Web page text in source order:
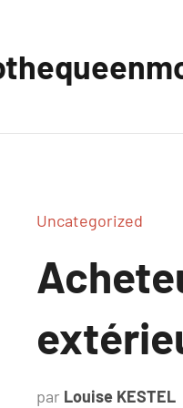
Uncategorized
par Louise KESTEL